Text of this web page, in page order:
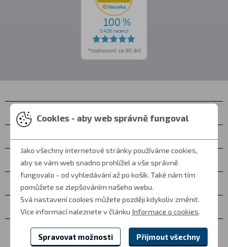
Kontakty
Osobní vyzvednutí
Vše o nákupu
Další informace
Ostatní
Cookies - aby web správně fungoval
Jako všechny internetové stránky používáme cookies,
aby se vám web snadno prohlížel a vše správně
fungovalo - od vyhledávání až po košík. Také nám tím
pomůžete se zlepšováním našeho webu.
Svá nastavení cookies můžete později kdykoliv změnit.
Více informací naleznete v článku Informace o cookies.
Spravovat možnosti Přijmout všechny